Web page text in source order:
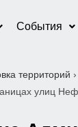
События
территорий ›
улиц